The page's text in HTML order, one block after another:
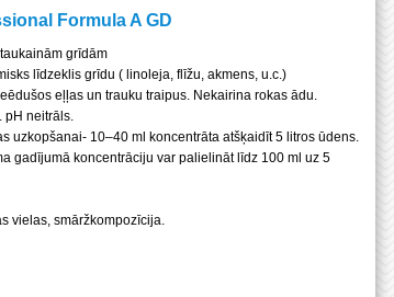
Formula A GD
grīdām
līdzeklis grīdu ( linoleja, flīžu, akmens, u.c.)
eļļas un trauku traipus. Nekairina rokas ādu.
pH neitrāls.
uzkopšanai- 10–40 ml koncentrāta atšķaidīt 5 litros ūdens.
gadījumā koncentrāciju var palielināt līdz 100 ml uz 5
vielas, smāržkompozīcija.